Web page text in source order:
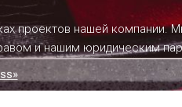
проектов нашей компании.
и нашим юридическим